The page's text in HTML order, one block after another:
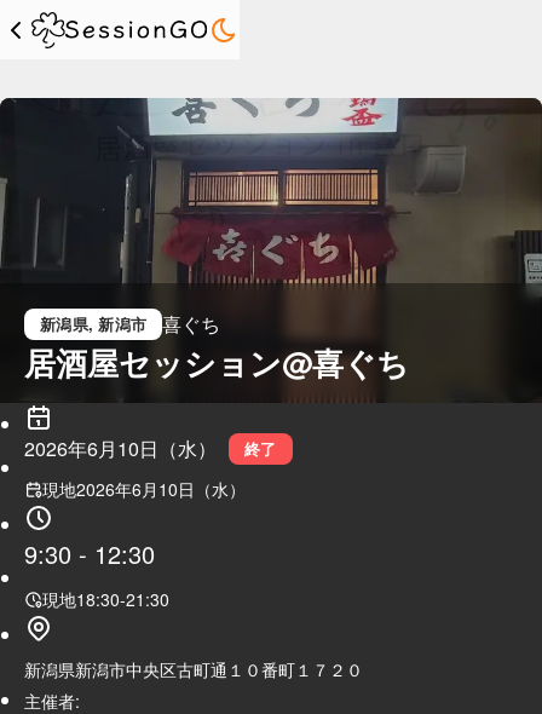
新潟県, 新潟市 喜ぐち
居酒屋セッション@喜ぐち
2026年6月10日（水） 終了
現地2026年6月10日（水）
9:30 - 12:30
現地18:30-21:30
新潟県新潟市中央区古町通１０番町１７２０
主催者: